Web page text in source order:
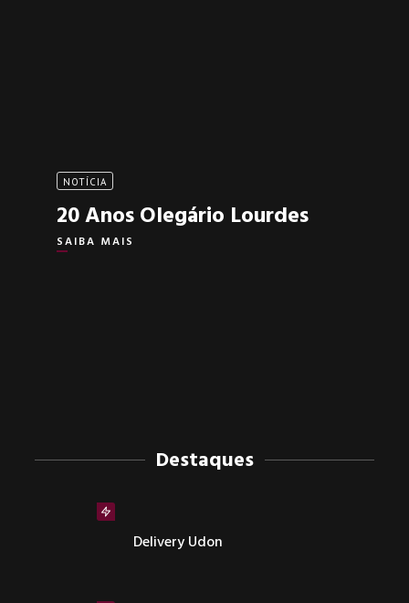
NOTÍCIA
20 Anos Olegário Lourdes
SAIBA MAIS
Destaques
Delivery Udon